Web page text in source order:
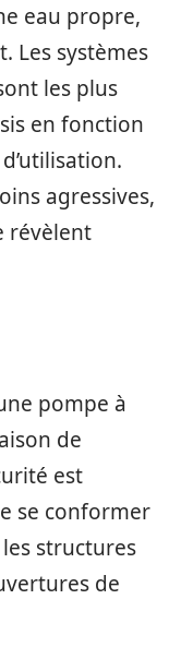
eau propre,
Les systèmes
les plus
en fonction
agressives,
révèlent
pompe à
de
est
se conformer
structures
de